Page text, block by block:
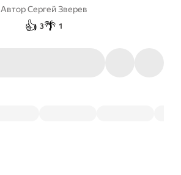
АвторСергей Зверев
👍 3🌴 1